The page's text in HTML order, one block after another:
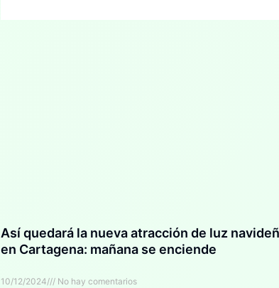
Así quedará la nueva atracción de luz
en Cartagena: mañana se enciende
10/12/2024 No hay comentarios